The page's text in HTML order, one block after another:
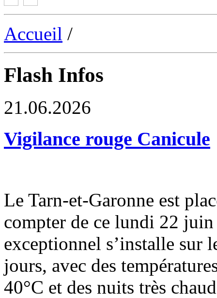
Accueil /
Flash Infos
21.06.2026
Vigilance rouge Canicule
Le Tarn-et-Garonne est
compter de ce lundi 22
exceptionnel s’installe sur
jours, avec des
40°C et des nuits très